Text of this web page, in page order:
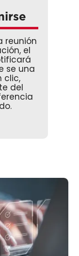
reunión
el
se una
clic,
del